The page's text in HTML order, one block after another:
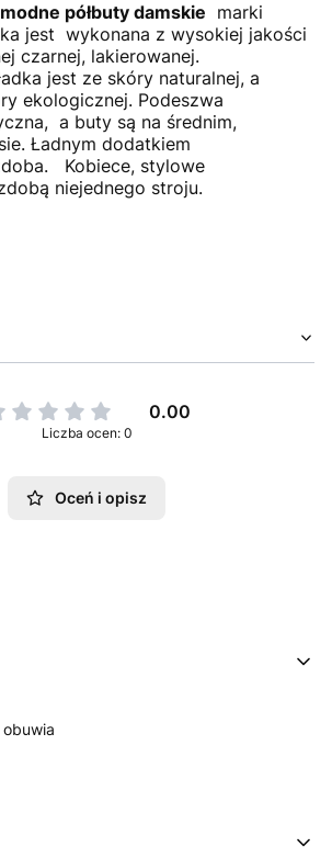
modne półbuty damskie marki
jest wykonana z wysokiej jakości
czarnej, lakierowanej.
jest ze skóry naturalnej, a
ekologicznej. Podeszwa
a buty są na średnim,
Ładnym dodatkiem
Kobiece, stylowe
niejednego stroju.
0.00
Liczba ocen: 0
Oceń i opisz